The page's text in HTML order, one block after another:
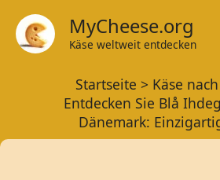
Inhalt
springen
MyCheese.org
Käse weltweit entdecken
Startseite
Käse
Entdecken Sie Blå
Dänemark: